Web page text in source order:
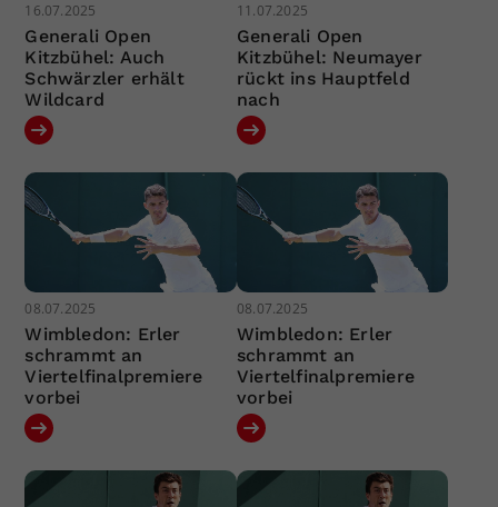
16.07.2025
Generali Open
Kitzbühel: Auch
Schwärzler erhält
Wildcard
11.07.2025
Generali Open
Kitzbühel: Neumayer
rückt ins Hauptfeld
nach
08.07.2025
Wimbledon: Erler
schrammt an
Viertelfinalpremiere
vorbei
08.07.2025
Wimbledon: Erler
schrammt an
Viertelfinalpremiere
vorbei